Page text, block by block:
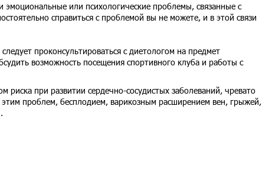
эмоциональные или психологические проблемы, связанные с
справиться с проблемой вы не можете, и в этой связи
проконсультироваться с диетологом на предмет
возможность посещения спортивного клуба и работы с
риска при развитии сердечно-сосудистых заболеваний, чревато
проблем, бесплодием, варикозным расширением вен, грыжей,